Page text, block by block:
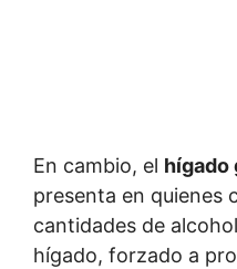
En cambio, el hígado
presenta en quienes
cantidades de
hígado, forzado a